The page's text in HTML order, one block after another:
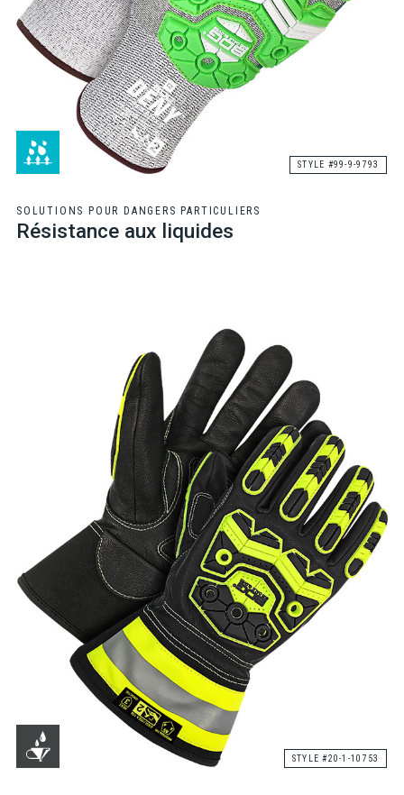
STYLE #99-9-9793
SOLUTIONS POUR DANGERS PARTICULIERS
Résistance aux liquides
STYLE #20-1-10753